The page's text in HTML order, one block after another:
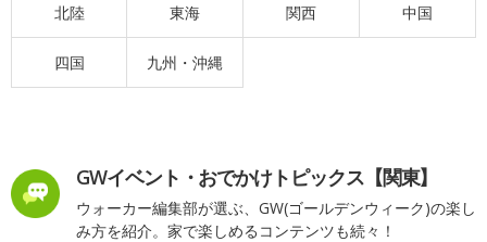
北陸 東海 関西 中国
四国 九州・沖縄
GWイベント・おでかけトピックス【関東】
ウォーカー編集部が選ぶ、GW(ゴールデンウィーク)の楽し
み方を紹介。家で楽しめるコンテンツも続々！